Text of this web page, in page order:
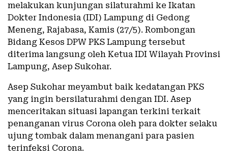
melakukan kunjungan silaturahmi ke Ikatan
Dokter Indonesia (IDI) Lampung di Gedong
Meneng, Rajabasa, Kamis (27/5). Rombongan
Bidang Kesos DPW PKS Lampung tersebut
diterima langsung oleh Ketua IDI Wilayah Provinsi
Lampung, Asep Sukohar.
Asep Sukohar meyambut baik kedatangan PKS
yang ingin bersilaturahmi dengan IDI. Asep
menceritakan situasi lapangan terkini terkait
penanganan virus Corona oleh para dokter selaku
ujung tombak dalam menangani para pasien
terinfeksi Corona.